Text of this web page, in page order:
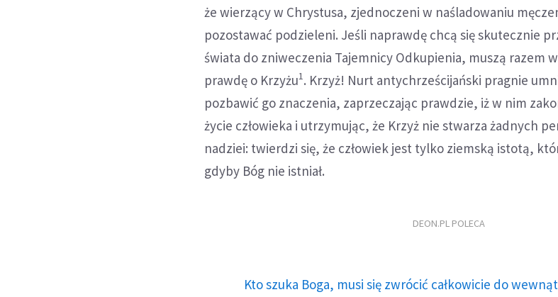
że wierzący w Chrystusa, zjednoczeni w naśladowaniu
pozostawać podzieleni. Jeśli naprawdę chcą się skutecznie
świata do zniweczenia Tajemnicy Odkupienia, muszą razem
prawdę o Krzyżu1. Krzyż! Nurt antychrześcijański pragnie
pozbawić go znaczenia, zaprzeczając prawdzie, iż w nim
życie człowieka i utrzymując, że Krzyż nie stwarza żadnych
nadziei: twierdzi się, że człowiek jest tylko ziemską istotą,
gdyby Bóg nie istniał.
DEON.PL POLECA
Kto szuka Boga, musi się zwrócić całkowicie do